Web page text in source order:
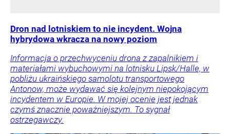
Dron nad lotniskiem to nie incydent. Wojna
hybrydowa wkracza na nowy poziom
Informacja o przechwyceniu drona z zapalnikiem i
materiałami wybuchowymi na lotnisku Lipsk/Halle, w
pobliżu ukraińskiego samolotu transportowego
Antonow, może wydawać się kolejnym niepokojącym
incydentem w Europie. W mojej ocenie jest jednak
czymś znacznie poważniejszym. To sygnał
ostrzegawczy.